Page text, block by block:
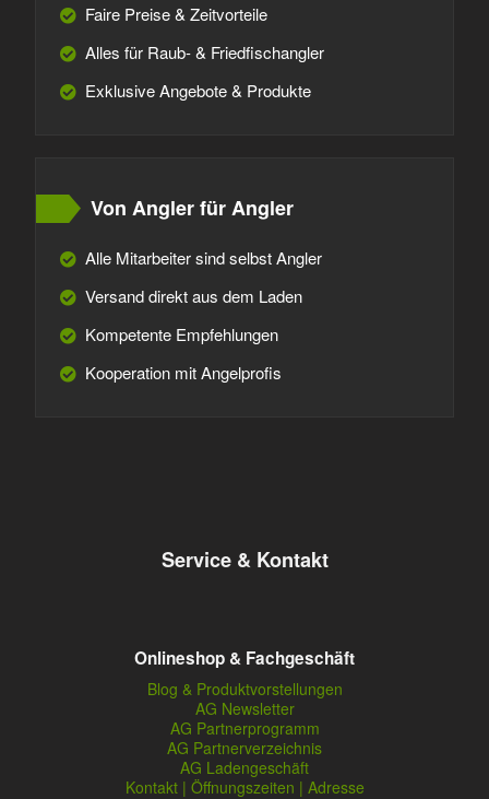
Faire Preise & Zeitvorteile
Alles für Raub- & Friedfischangler
Exklusive Angebote & Produkte
Von Angler für Angler
Alle Mitarbeiter sind selbst Angler
Versand direkt aus dem Laden
Kompetente Empfehlungen
Kooperation mit Angelprofis
Service & Kontakt
Onlineshop & Fachgeschäft
Blog & Produktvorstellungen
AG Newsletter
AG Partnerprogramm
AG Partnerverzeichnis
AG Ladengeschäft
Kontakt | Öffnungszeiten | Adresse